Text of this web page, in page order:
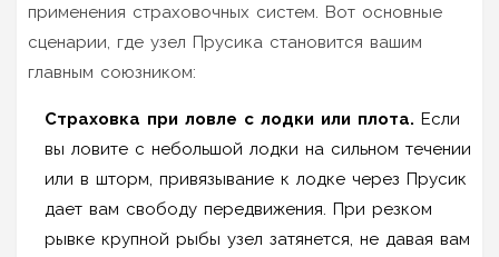
применения страховочных систем. Вот основные
сценарии, где узел Прусика становится вашим
главным союзником:
Страховка при ловле с лодки или плота. Если
вы ловите с небольшой лодки на сильном течении
или в шторм, привязывание к лодке через Прусик
дает вам свободу передвижения. При резком
рывке крупной рыбы узел затянется, не давая вам